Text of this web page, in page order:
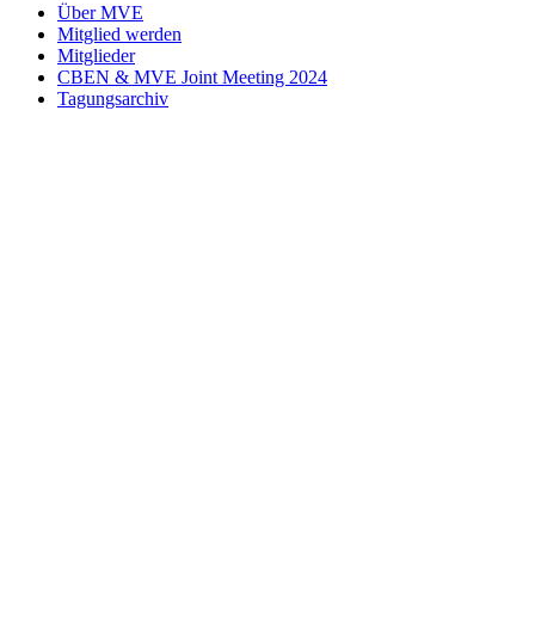
Über MVE
Mitglied werden
Mitglieder
CBEN & MVE Joint Meeting 2024
Tagungsarchiv